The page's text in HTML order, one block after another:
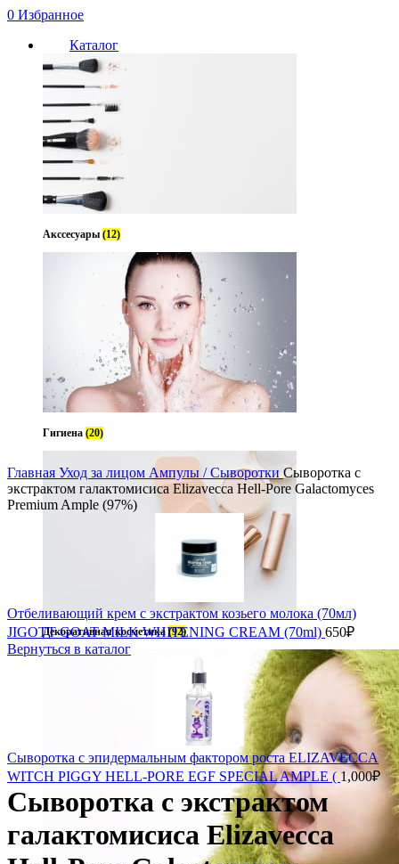
0 Избранное
Каталог
Акссесуары (12)
Гигиена (20)
Декоративная косметика(92)
Главная Уход за лицом Ампулы / Сыворотки Сыворотка с
экстрактом галактомисиса Elizavecca Hell-Pore Galactomyces
Premium Ample (97%)
Отбеливающий крем с экстрактом козьего молока (70мл)
JIGOTT GOAT MILK WHITENING CREAM (70ml) 650₽
Вернуться в каталог
Сыворотка с эпидермальным фактором роста ELIZAVECCA
WITCH PIGGY HELL-PORE EGF SPECIAL AMPLE ( 1,000₽
Сыворотка с экстрактом
галактомисиса Elizavecca